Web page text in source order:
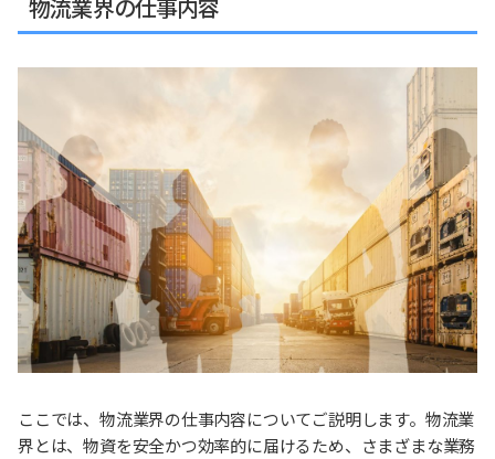
物流業界の仕事内容
ここでは、物流業界の仕事内容についてご説明します。物流業
界とは、物資を安全かつ効率的に届けるため、さまざまな業務